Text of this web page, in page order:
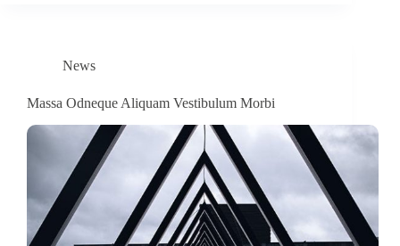
News
Massa Odneque Aliquam Vestibulum Morbi